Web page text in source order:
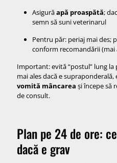
Asigurăapă proaspătă;
semn să suni veterinarul
Pentru păr: periaj mai des;
conform recomandării (mai
Important: evită “postul” lung la
mai ales dacă e supraponderală,
vomită mâncarea și începe să
de consult.
Plan pe 24 de ore:
dacă e grav